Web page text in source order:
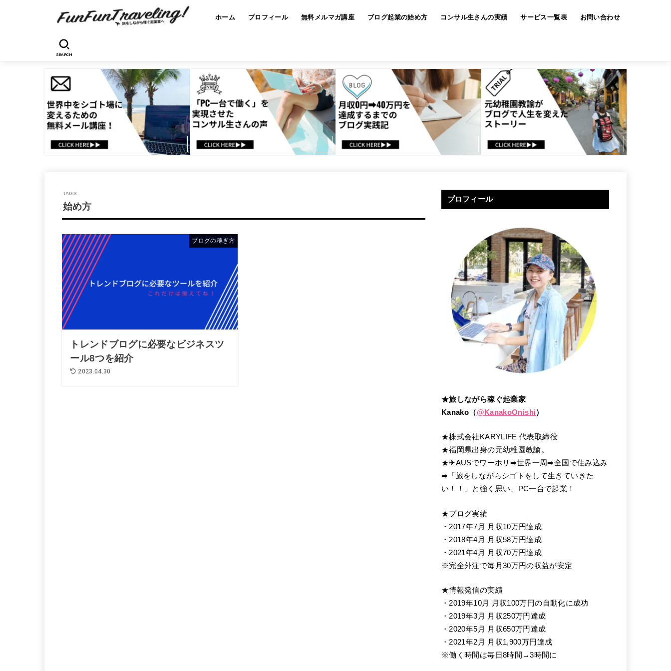
ホーム プロフィール 無料メルマガ講座 ブログ起業の始め方 コンサル生さんの実績 サービス一覧表 お問い合わせ
SEARCH
始め方
ブログの稼ぎ方
トレンドブログに必要なビジネスツ
ール8つを紹介
2023.04.30
プロフィール
★旅しながら稼ぐ起業家
Kanako（@ KanakoOnishi）
★株式会社KARYLIFE 代表取締役
★福岡県出身の元幼稚園教諭。
★✈AUSでワーホリ➡世界一周➡全国で住み込み
➡「旅をしながらシゴトをして生きていきた
い！！」と強く思い、PC一台で起業！
★ブログ実績
・2017年7月 月収10万円達成
・2018年4月 月収58万円達成
・2021年4月 月収70万円達成
※完全外注で毎月30万円の収益が安定
★情報発信の実績
・2019年10月 月収100万円の自動化に成功
・2019年3月 月収250万円達成
・2020年5月 月収650万円達成
・2021年2月 月収1,900万円達成
※働く時間は毎日8時間→3時間に